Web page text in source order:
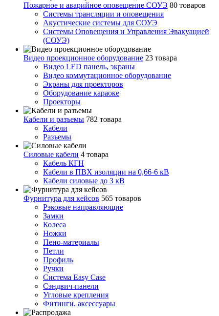
Пожарное и аварийное оповещение СОУЭ 80 товаров
Cистемы трансляции и оповещения
Акустические системы для СОУЭ
Системы Оповещения и Управления Эвакуацией
(СОУЭ)
Видео проекционное оборудование 23 товара
Видео LED панель, экраны
Видео коммутационное оборудование
Экраны для проекторов
Оборудование караоке
Проекторы
Кабели и разъемы 782 товара
Кабели
Разъемы
Силовые кабели 4 товара
Кабель КГН
Кабели в ПВХ изоляции на 0,66-6 кВ
Кабели силовые до 3 кВ
Фурнитура для кейсов 565 товаров
Рэковые направляющие
Замки
Колеса
Ножки
Пено-материалы
Петли
Профиль
Ручки
Система Easy Case
Сэндвич-панели
Угловые крепления
Фитинги, аксессуары